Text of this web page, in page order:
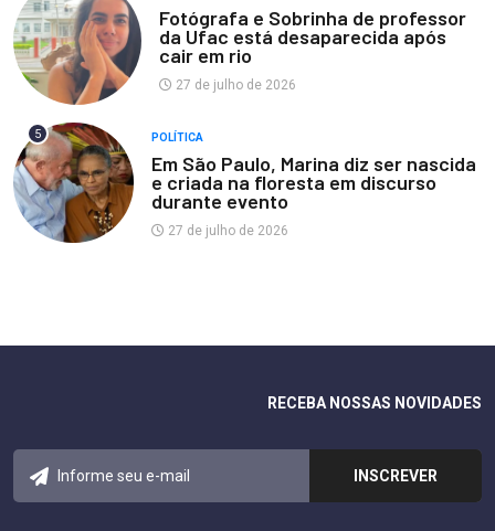
Fotógrafa e Sobrinha de professor
da Ufac está desaparecida após
cair em rio
27 de julho de 2026
5 POLÍTICA
Em São Paulo, Marina diz ser nascida
e criada na floresta em discurso
durante evento
27 de julho de 2026
RECEBA NOSSAS NOVIDADES